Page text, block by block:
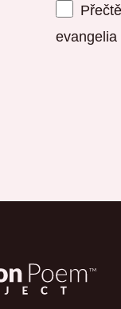
evangelia